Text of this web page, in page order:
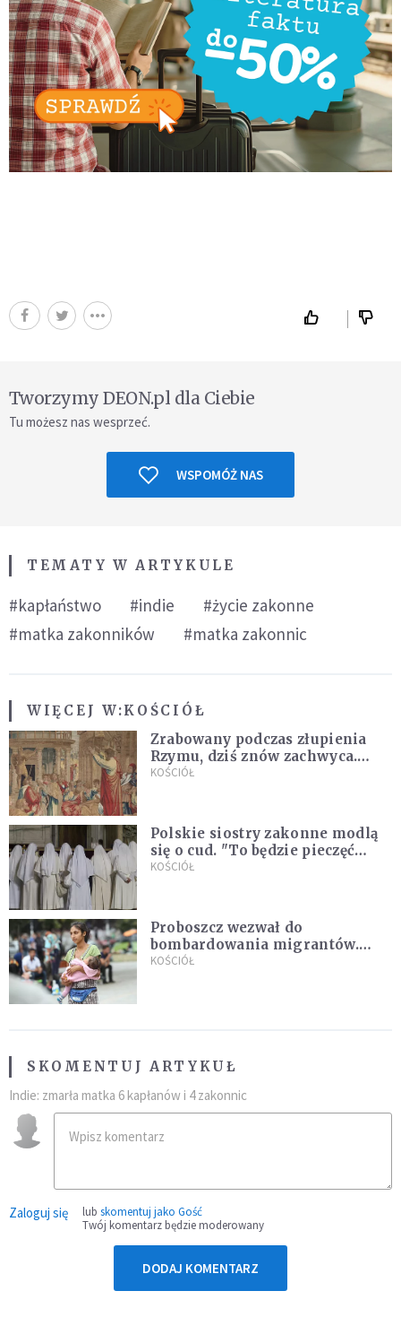
Tworzymy DEON.pl dla Ciebie
Tu możesz nas wesprzeć.
WSPOMÓŻ NAS
TEMATY W ARTYKULE
#kapłaństwo #indie
#życie zakonne
#matka zakonników
#matka zakonnic
WIĘCEJ W:KOŚCIÓŁ
Zrabowany podczas złupienia
Rzymu, dziś znów zachwyca.
Wyjątkowy arras w Castel
KOŚCIÓŁ
Polskie siostry zakonne modlą
się o cud. "To będzie pieczęć
Pana Boga dla naszej wiary"
KOŚCIÓŁ
Proboszcz wezwał do
bombardowania migrantów.
"Masowy ogień przeciwko
KOŚCIÓŁ
SKOMENTUJ ARTYKUŁ
Indie: zmarła matka 6 kapłanów i 4 zakonnic
Zaloguj się lub skomentuj jako Gość
Twój komentarz będzie moderowany
DODAJ KOMENTARZ